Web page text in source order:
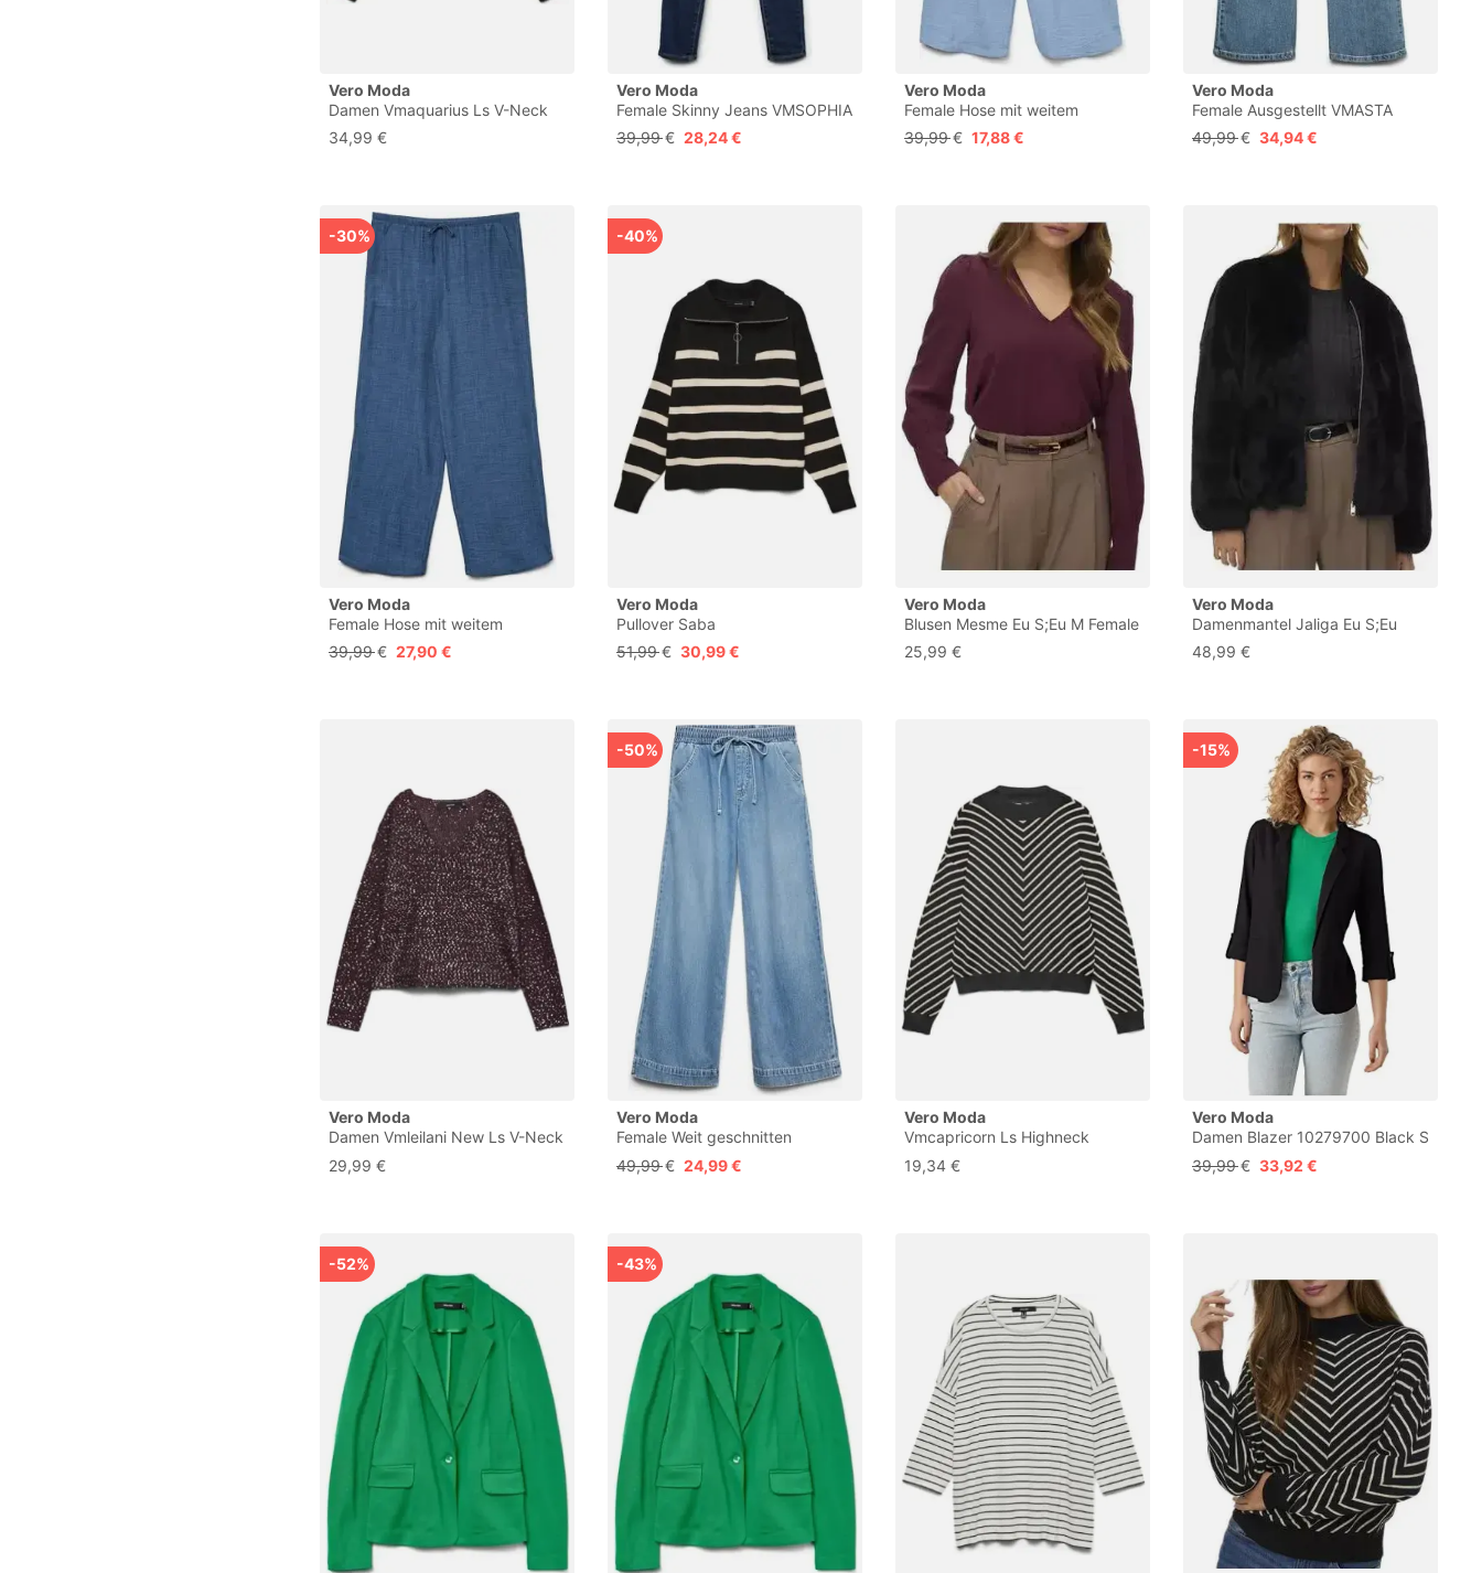
Vero Moda
Damen Vmaquarius Ls V-Neck
Raglan Pullover Bf, Birch, M
34,99 €
Vero Moda
Female Skinny Jeans VMSOPHIA
Hohe Taille Skinny Fit Jeans
39,99 € 28,24 €
Vero Moda
Female Hose mit weitem
Beinschnitt VMMELANEY Hohe
Taille Hose
39,99 € 17,88 €
Vero Moda
Female Ausgestellt VMASTA
Niedrige Taille Bootcut Jeans
49,99 € 34,94 €
-30%
Vero Moda
Female Hose mit weitem
Beinschnitt VMMELANEY Hohe
Taille Hose
39,99 € 27,90 €
-40%
Vero Moda
Pullover Saba
51,99 € 30,99 €
Vero Moda
Blusen Mesme Eu S;Eu M Female
25,99 €
Vero Moda
Damenmantel Jaliga Eu S;Eu
M;Eu L;Eu Xs Female
48,99 €
Vero Moda
Damen Vmleilani New Ls V-Neck
Pullover Rep, Winetasting, M
29,99 €
-50%
Vero Moda
Female Weit geschnitten
VMALLISON Mid Rise Weiter
Beinschnitt Jeans
49,99 € 24,99 €
Vero Moda
Vmcapricorn Ls Highneck
Pullover Bf
19,34 €
-15%
Vero Moda
Damen Blazer 10279700 Black S
39,99 € 33,92 €
-52% -43%